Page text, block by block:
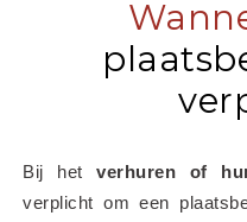
Bij het verhuren of
verplicht om een